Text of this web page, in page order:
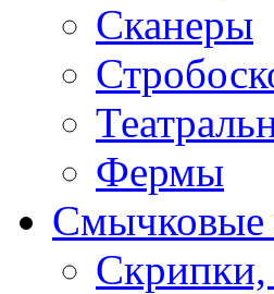
Сканеры
Фермы
Смычковые
Скрипки,